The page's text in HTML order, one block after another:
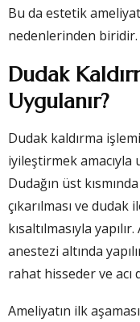
Bu da estetik
nedenlerinden biridir.
Dudak
Uygulanır?
Dudak kaldırma
iyileştirmek
Dudağın üst
çıkarılması ve
kısaltılmasıyla
anestezi altında
rahat hisseder ve acı
Ameliyatın ilk